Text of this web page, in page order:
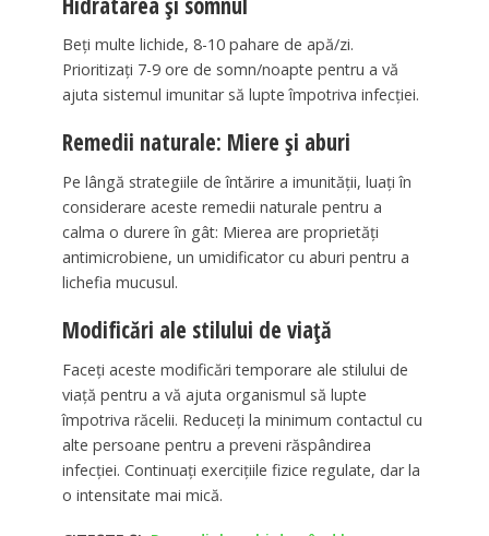
Beți multe lichide, 8-10 pahare de apă/zi.
Prioritizați 7-9 ore de somn/noapte pentru a vă
ajuta sistemul imunitar să lupte împotriva infecției.
Remedii naturale: Miere și aburi
Pe lângă strategiile de întărire a imunității, luați în
considerare aceste remedii naturale pentru a
calma o durere în gât: Mierea are proprietăți
antimicrobiene, un umidificator cu aburi pentru a
lichefia mucusul.
Modificări ale stilului de viață
Faceți aceste modificări temporare ale stilului de
viață pentru a vă ajuta organismul să lupte
împotriva răcelii. Reduceți la minimum contactul cu
alte persoane pentru a preveni răspândirea
infecției. Continuați exercițiile fizice regulate, dar la
o intensitate mai mică.